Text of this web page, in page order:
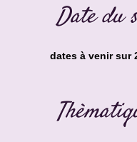
Date du
dates à venir sur